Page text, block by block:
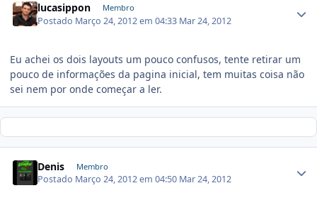
lucasippon Membro
Postado Março 24, 2012 em 04:33 Mar 24, 2012
Eu achei os dois layouts um pouco confusos, tente retirar um
pouco de informações da pagina inicial, tem muitas coisa não
sei nem por onde começar a ler.
Denis Membro
Postado Março 24, 2012 em 04:50 Mar 24, 2012